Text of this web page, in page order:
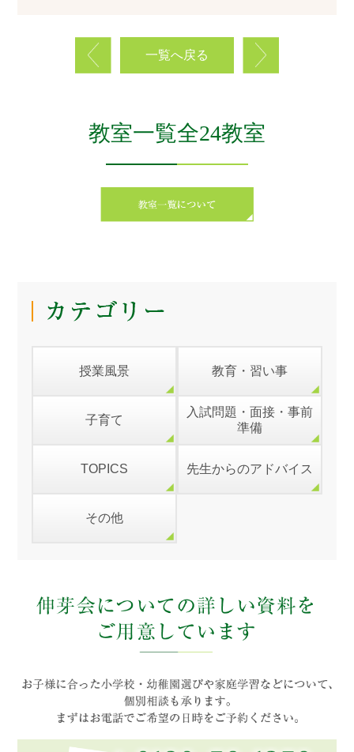
一覧へ戻る
教室一覧全24教室
授業風景 教育・習い事
子育て
入試問題・面接・事前
準備
TOPICS 先生からのアドバイス
その他